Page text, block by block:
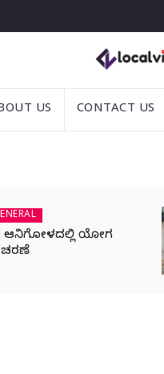
US CONTACT US
ಆನಿಗೋಳದಲ್ಲಿ ಯೋಗ